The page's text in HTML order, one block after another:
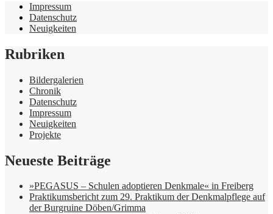
Impressum
Datenschutz
Neuigkeiten
Rubriken
Bildergalerien
Chronik
Datenschutz
Impressum
Neuigkeiten
Projekte
Neueste Beiträge
»PEGASUS – Schulen adoptieren Denkmale« in Freiberg
Praktikumsbericht zum 29. Praktikum der Denkmalpflege auf
der Burgruine Döben/Grimma